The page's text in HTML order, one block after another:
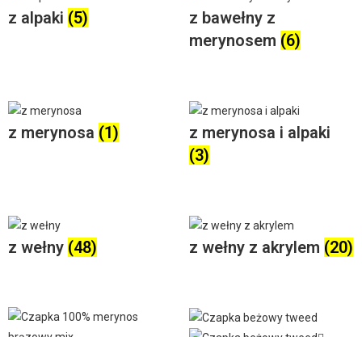
z alpaki (5)
z bawełny z
merynosem (6)
z merynosa (1)
z merynosa i alpaki
(3)
z wełny (48) z wełny z akrylem (20)